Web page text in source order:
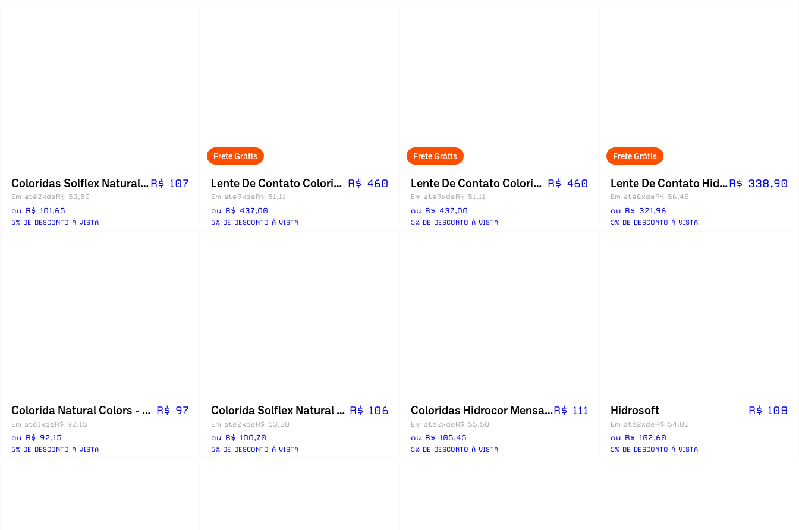
Coloridas Solflex Natural Colors - Sem Grau R$ 107
Em até2xdeR$ 53,50
ou R$ 101,65
5% DE DESCONTO Á VISTA
Frete Grátis
Lente De Contato Colorida Hidrocor Tórica R$ 460
Em até9xdeR$ 51,11
ou R$ 437,00
5% DE DESCONTO Á VISTA
Frete Grátis
Lente De Contato Colorida Natural Colors Tórica R$ 460
Em até9xdeR$ 51,11
ou R$ 437,00
5% DE DESCONTO Á VISTA
Frete Grátis
Lente De Contato Hidroblue ToricR$ 338,90
Em até6xdeR$ 56,48
ou R$ 321,96
5% DE DESCONTO Á VISTA
Colorida Natural Colors - Com Grau R$ 97
Em até1xdeR$ 92,15
ou R$ 92,15
5% DE DESCONTO Á VISTA
Colorida Solflex Natural Colors - Com Grau R$ 106
Em até2xdeR$ 53,00
ou R$ 100,70
5% DE DESCONTO Á VISTA
Coloridas Hidrocor Mensal - Sem GrauR$ 111
Em até2xdeR$ 55,50
ou R$ 105,45
5% DE DESCONTO Á VISTA
Hidrosoft R$ 108
Em até2xdeR$ 54,00
ou R$ 102,60
5% DE DESCONTO Á VISTA